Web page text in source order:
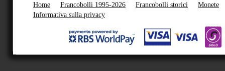
Home Francobolli 1995-2026 Francobolli storici
Monete
Informativa sulla privacy